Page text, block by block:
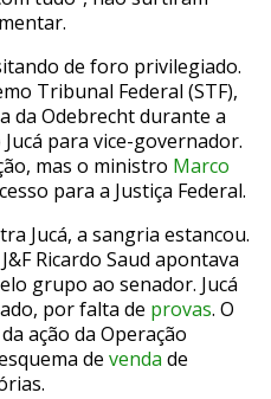
de foro privilegiado.
Tribunal Federal (STF),
da Odebrecht durante a
para vice-governador.
mas o ministro Marco
para a Justiça Federal.
Jucá, a sangria estancou.
Ricardo Saud apontava
grupo ao senador. Jucá
por falta de provas. O
ação da Operação
de venda de